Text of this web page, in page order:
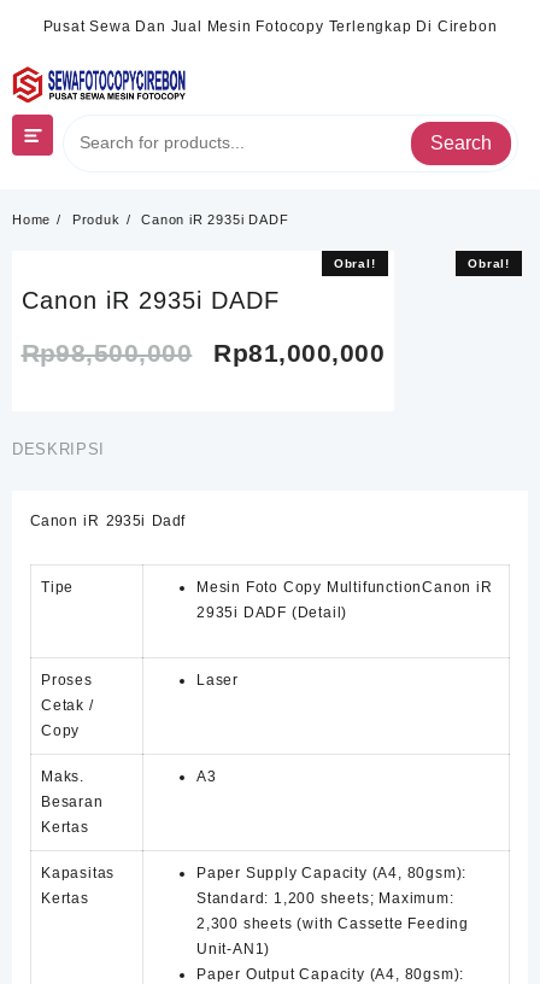
Pusat Sewa Dan Jual Mesin Fotocopy Terlengkap Di Cirebon
Search
Home Produk Canon iR 2935i DADF
Obral!
Canon iR 2935i DADF
Rp98,500,000
Harga
Rp81,000,000
Obral!
DESKRIPSI
Canon iR 2935i Dadf
Tipe
Mesin Foto Copy MultifunctionCanon iR
2935i DADF (Detail)
Proses
Cetak /
Copy
Laser
Maks.
Besaran
Kertas
A3
Kapasitas
Kertas
Paper Supply Capacity (A4, 80gsm):
Standard: 1,200 sheets; Maximum:
2,300 sheets (with Cassette Feeding
Unit-AN1)
Paper Output Capacity (A4, 80gsm):